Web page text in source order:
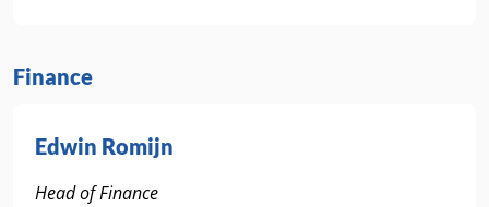
Finance
Edwin Romijn
Head of Finance